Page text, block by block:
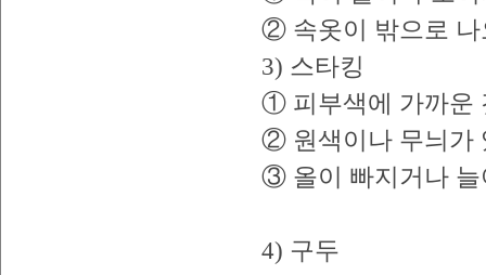
② 속옷이 밖으로 나
3) 스타킹
① 피부색에 가까운
② 원색이나 무늬가
③ 올이 빠지거나 늘
4) 구두